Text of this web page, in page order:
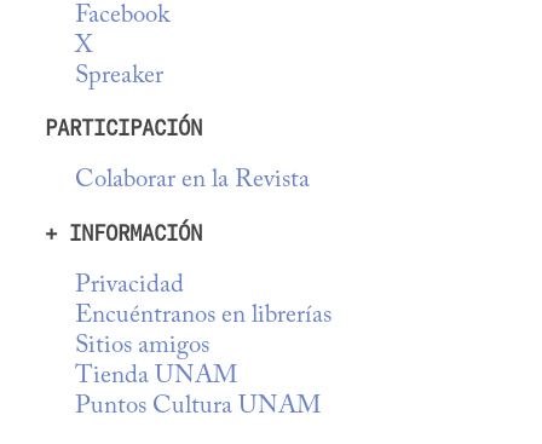
Facebook
X
Spreaker
PARTICIPACIÓN
Colaborar en la Revista
+ INFORMACIÓN
Privacidad
Encuéntranos en librerías
Sitios amigos
Tienda UNAM
Puntos Cultura UNAM